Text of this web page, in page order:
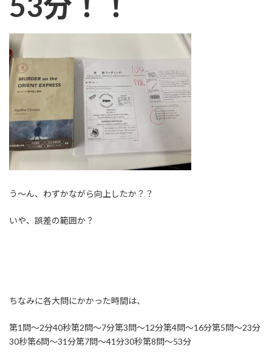
う～ん、わずかながら向上したか？？
いや、誤差の範囲か？
ちなみに各大問にかかった時間は、
第1問～2分40秒第2問～7分第3問～12分第4問～16分第5問～23分
30秒第6問～31分第7問～41分30秒第8問～53分